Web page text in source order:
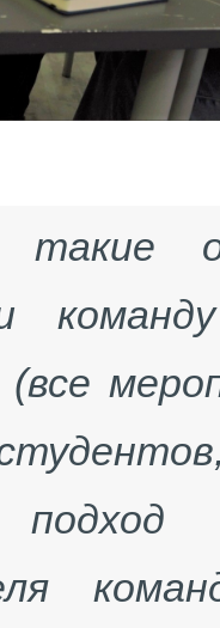
такие
(все